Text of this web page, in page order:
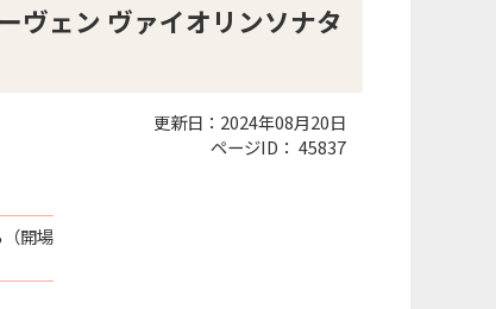
ヴェン ヴァイオリンソナタ
更新日：2024年08月20日
ページID： 45837
開場